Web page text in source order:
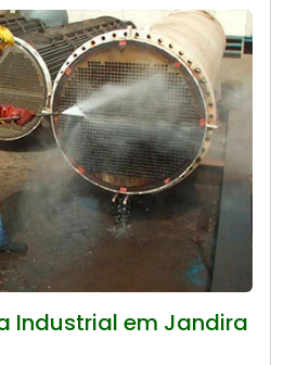
Industrial em Jandira